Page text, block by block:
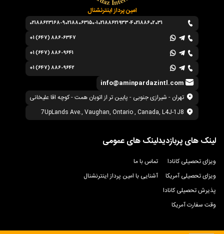
امین پرداز اینترنشنال
info@aminpardazintl.com
02188623168-902188063150-102188621933-402188602031
+1 (647) 886-6347
+1 (647) 886-9641
+1 (647) 886-9642
تهران - شیرازی جنوبی - پایین تر از اتوبان همت - کوچه اقا علیخانی
7UpLands Ave., Vaughan, Ontario , Canada, L4J-1J8
لینک های پربازدید
ویزای تحصیلی کانادا
ویزای تحصیلی آمریکا
پذیرش تحصیلی کانادا
وقت سفارت آمریکا
لینک های عمومی
تماس با ما
آشنایی با امین پرداز اینترنشنال